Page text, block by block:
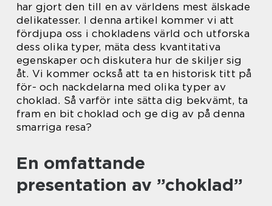
har gjort den till en av världens mest älskade
delikatesser. I denna artikel kommer vi att
fördjupa oss i chokladens värld och utforska
dess olika typer, mäta dess kvantitativa
egenskaper och diskutera hur de skiljer sig
åt. Vi kommer också att ta en historisk titt på
för- och nackdelarna med olika typer av
choklad. Så varför inte sätta dig bekvämt, ta
fram en bit choklad och ge dig av på denna
smarriga resa?
En omfattande
presentation av ”choklad”